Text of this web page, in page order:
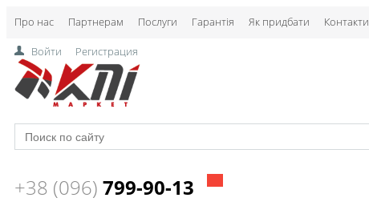
Про нас Партнерам Послуги Гарантія Як придбати Контакти
Войти Регистрация
+38 (096) 799-90-13